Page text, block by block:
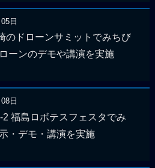
日
のドローンサミットでみちび
ーンのデモや講演を実施
日
2 福島ロボテスフェスタでみ
・デモ・講演を実施